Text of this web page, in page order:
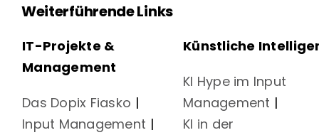
Weiterführende Links
IT-Projekte &
Management
Das Dopix Fiasko |
Input Management |
Künstliche
KI Hype im Input
Management |
KI in der